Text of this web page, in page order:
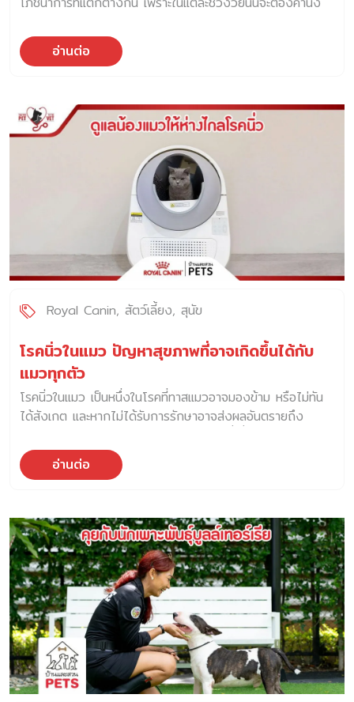
ต่าง ๆ ของสุนัข รวมถึงเงื่อนไขด้านสุขภาพของสุนัขด้วย ดัง
นั้นการเลือก อาหารสุนัข ในแต่ละช่วงวัยจึงเป็นเรื่องที่สำคัญมาก
ช่วงแรกเกิดสารอาหารที่จำเป็นสำหรับลูกสุนัขในวัยแรกเกิดถึง
2 เดือนจะต้องการนมจากแม่สุนัข โดยเฉพาะในช่วง 3 วันแรกที่
คลอดแม่สุนัขจะผลิต “น้ำนมเหลือง” หรือ Colostrum (โคลอส
ตรุ้ม) เป็นน้ำนมที่มีโปรตีนสูงกว่าน้ำนมปกติมีวิตามินต่าง ๆ มี
สารอาหารครบถ้วนช่วยเสริมสร้างร่างกายลูกสุนัขให้แข็งแรงเป็น
แหล่งภูมิคุ้มกันหลักของลูกสุนัข และเมื่อเข้าช่วงอายุประมาณ 6-
8 สัปดาห์ หรือ เดือนครึ่งถึง 2 เดือนลูกสุนัขจะเริ่มหย่านม ใน
ช่วงนี้สามารถปรับมาให้อาหารเม็ดหรืออาหารเปียกได้แล้ว สุนัข
แต่ละสายพันธุ์จะเข้าสู่ช่วงโตเต็มวัยที่อายุต่างกัน สำหรับลูกสุนัข
สามารถให้ทาน Royal Canin สูตร MAXI PUPPY อาหาร
อ่านต่อ
Royal Canin สัตว์เลี้ยง สุนัข
โรคนิ่วในแมว ปัญหาสุขภาพที่อาจเกิดขึ้นได้กับ
แมวทุกตัว
โรคนิ่วในแมว เป็นหนึ่งในโรคที่ทาสแมวอาจมองข้าม หรือไม่ทัน
ได้สังเกต และหากไม่ได้รับการรักษาอาจส่งผลอันตรายถึง
เดินปัสสาวะ เกี่ยวข้องกับระบบการขับถ่ายของเสียในแมว อาการ
ที่แสดงออกเบื้องต้นสามารถเกิดได้หลายอาการ เช่น เดินเข้าและ
โดยอาการทั้งหมดที่กล่าวมาอาจทำให้ทาสแมวเข้าใจผิดว่า เป็น
ปัญหาเรื่องพฤติกรรมส่วนตัวของแมว จึงส่งผลให้แมวได้รับ
การรักษาที่ล่าช้า ในทางการสัตวแพทย์ โรคนิ่วไม่ได้เกิดขึ้น
เฉพาะในแมวเท่านั้น แต่สามารถเกิดขึ้นกับสุนัขได้เช่นกัน ที่ผ่านมา
การเกิดก้อนนิ่วสามารถพบได้ทั้งในระบบทางเดินปัสสาวะ ไต ท่อ
ไต ท่อปัสสาวะ และกระเพาะปัสสาวะ และก้อนนิ่วที่เกิดขึ้นมีหลาย
ชนิด โดยแต่ละชนิดเกิดจากสาเหตุที่แตกต่างกัน เช่น เกิดจาก
โรคหรือความเจ็บป่วย เช่น โรคไทรอยด์ โรคทางระบบประสาท
ทำให้ควบคุมการขับถ่ายไม่ได้ โรคมะเร็งบางชนิด ความผิดปกติ
อ่านต่อ